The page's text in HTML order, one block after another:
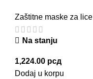
Zaštitne maske za lice
Na stanju
1,224.00 рсд
Dodaj u korpu